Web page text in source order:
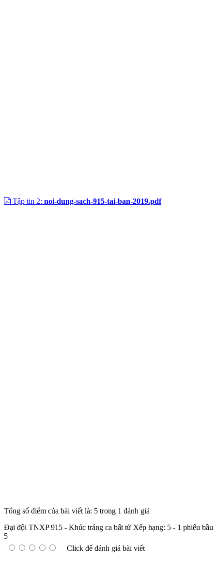
Tập tin 2: noi-dung-sach-915-tai-ban-2019.pdf
Tổng số điểm của bài viết là: 5 trong 1 đánh giá
Đại đội TNXP 915 - Khúc tráng ca bất tử Xếp hạng: 5 - 1 phiếu bầu
5
Click để đánh giá bài viết